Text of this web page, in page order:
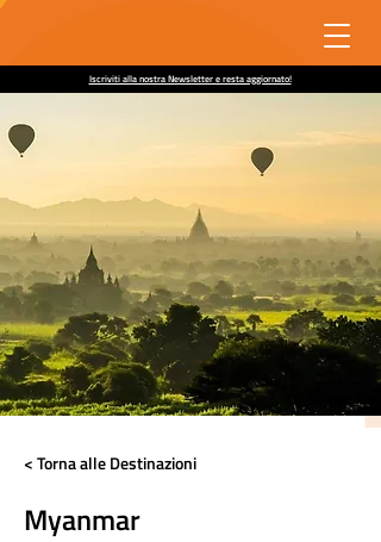
Iscriviti alla nostra Newsletter e resta aggiornato!
< Torna alle Destinazioni
Myanmar